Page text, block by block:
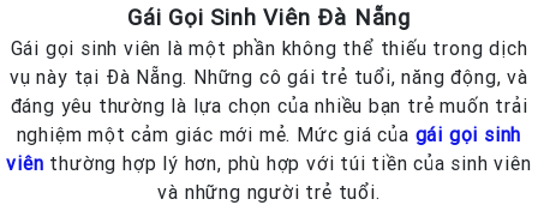
Gái Gọi Sinh Viên Đà Nẵng
Gái gọi sinh viên là một phần không thể thiếu trong dịch
vụ này tại Đà Nẵng. Những cô gái trẻ tuổi, năng động, và
đáng yêu thường là lựa chọn của nhiều bạn trẻ muốn trải
nghiệm một cảm giác mới mẻ. Mức giá của gái gọi sinh
viên thường hợp lý hơn, phù hợp với túi tiền của sinh viên
và những người trẻ tuổi.